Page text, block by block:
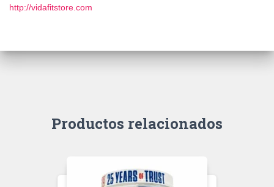
http://vidafitstore.com
Productos relacionados